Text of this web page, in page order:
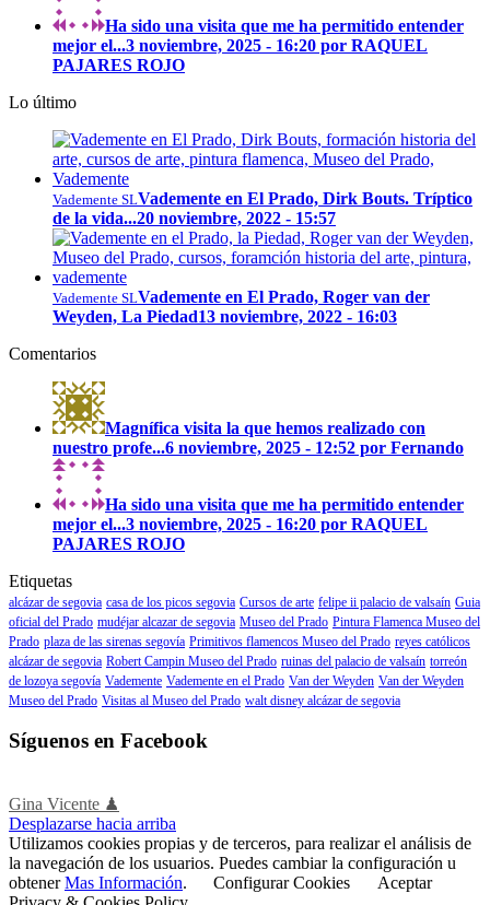
Ha sido una visita que me ha permitido entender
mejor el...3 noviembre, 2025 - 16:20 por RAQUEL
PAJARES ROJO
Lo último
Vademente SLVademente en El Prado, Dirk Bouts. Tríptico
de la vida...20 noviembre, 2022 - 15:57
Vademente SLVademente en El Prado, Roger van der
Weyden, La Piedad13 noviembre, 2022 - 16:03
Comentarios
Magnífica visita la que hemos realizado con
nuestro profe...6 noviembre, 2025 - 12:52 por Fernando
Ha sido una visita que me ha permitido entender
mejor el...3 noviembre, 2025 - 16:20 por RAQUEL
PAJARES ROJO
Etiquetas
alcázar de segovia casa de los picos segovia Cursos de arte felipe ii palacio de valsaín Guia
oficial del Prado mudéjar alcazar de segovia Museo del Prado Pintura Flamenca Museo del
Prado plaza de las sirenas segovía Primitivos flamencos Museo del Prado reyes católicos
alcázar de segovia Robert Campin Museo del Prado ruinas del palacio de valsaín torreón
de lozoya segovía Vademente Vademente en el Prado Van der Weyden Van der Weyden
Museo del Prado Visitas al Museo del Prado walt disney alcázar de segovia
Síguenos en Facebook
Gina Vicente ♟
Desplazarse hacia arriba
Utilizamos cookies propias y de terceros, para realizar el análisis de
la navegación de los usuarios. Puedes cambiar la configuración u
obtenerMas Información. Configurar Cookies
Aceptar